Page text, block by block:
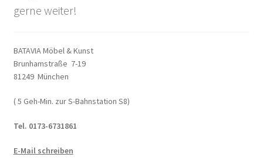
gerne weiter!
BATAVIA Möbel & Kunst
Brunhamstraße 7-19
81249 München
( 5 Geh-Min. zur S-Bahnstation S8)
Tel. 0173-6731861
E-Mail schreiben